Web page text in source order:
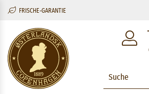
FRISCHE-GARANTIE